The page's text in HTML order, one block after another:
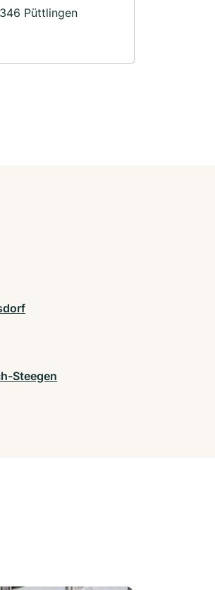
Püttlingen
Steegen